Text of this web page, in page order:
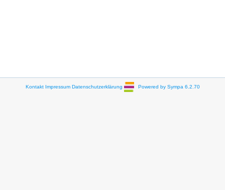
Kontakt Impressum Datenschutzerklärung Powered by Sympa 6.2.70